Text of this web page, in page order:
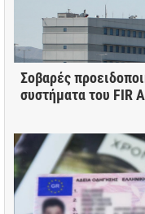
Σοβαρές
συστήματα του FIR